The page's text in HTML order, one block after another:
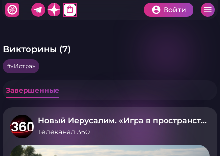
shopping_bag Войти
Викторины (7)
«Истра»
Завершенные
Новый Иерусалим. «Игра в пространство»
Телеканал 360